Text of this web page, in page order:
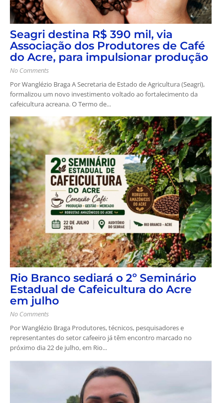
Seagri destina R$ 390 mil, via
Associação dos Produtores de Café
do Acre, para impulsionar produção
No Comments
Por Wanglézio Braga A Secretaria de Estado de Agricultura (Seagri),
formalizou um novo investimento voltado ao fortalecimento da
cafeicultura acreana. O Termo de...
Rio Branco sediará o 2º Seminário
Estadual de Cafeicultura do Acre
em julho
No Comments
Por Wanglézio Braga Produtores, técnicos, pesquisadores e
representantes do setor cafeeiro já têm encontro marcado no
próximo dia 22 de julho, em Rio...